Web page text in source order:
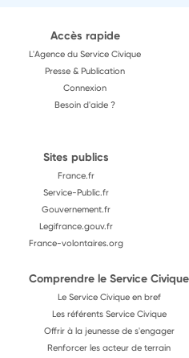
Accès rapide
L'Agence du Service Civique
Presse & Publication
Connexion
Besoin d'aide ?
Sites publics
France.fr
Service-Public.fr
Gouvernement.fr
Legifrance.gouv.fr
France-volontaires.org
Comprendre le Service Civique
Le Service Civique en bref
Les référents Service Civique
Offrir à la jeunesse de s'engager
Renforcer les acteur de terrain